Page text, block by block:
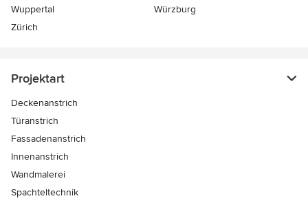
Wuppertal
Würzburg
Zürich
Projektart
Deckenanstrich
Türanstrich
Fassadenanstrich
Innenanstrich
Wandmalerei
Spachteltechnik